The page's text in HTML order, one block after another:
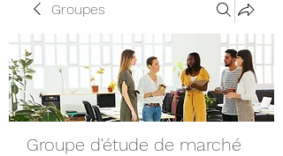
Groupes
Groupe d'étude de marché